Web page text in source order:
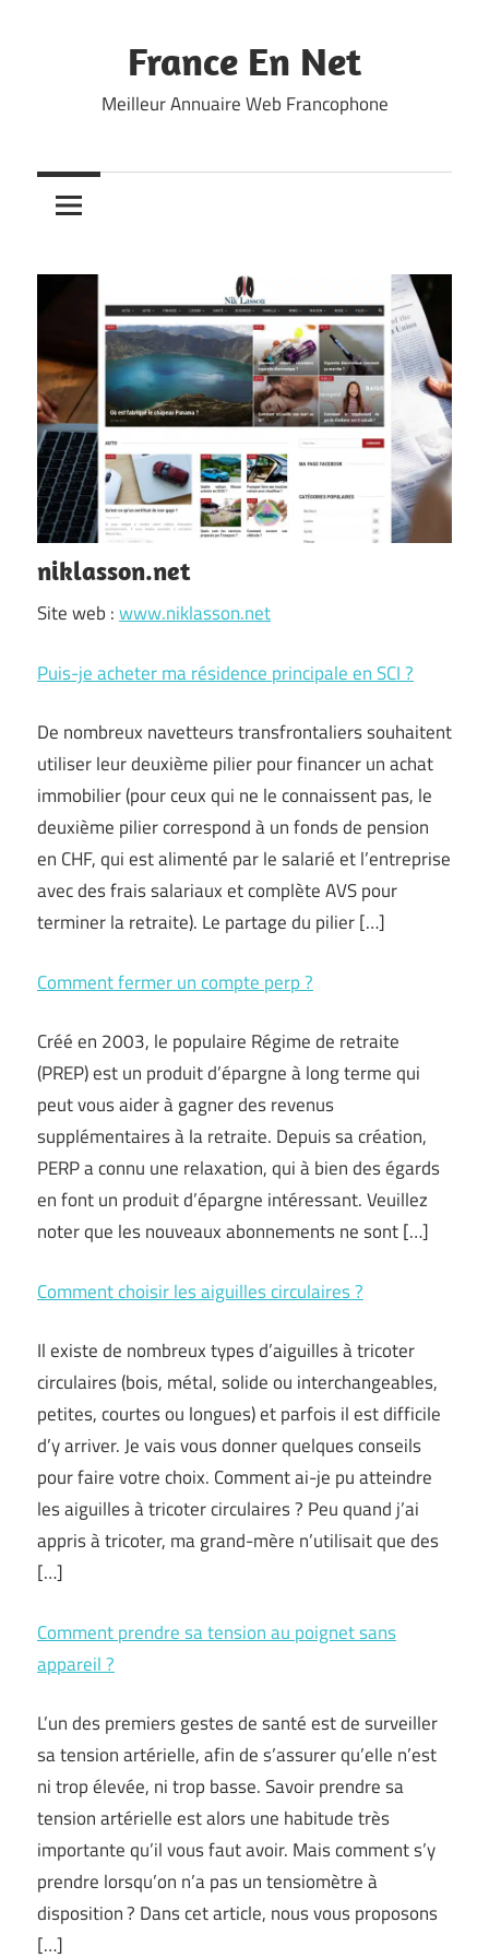
France En Net
Meilleur Annuaire Web Francophone
niklasson.net
Site web :www.niklasson.net
Puis-je acheter ma résidence principale en SCI ?
De nombreux navetteurs transfrontaliers souhaitent
utiliser leur deuxième pilier pour financer un achat
immobilier (pour ceux qui ne le connaissent pas, le
deuxième pilier correspond à un fonds de pension
en CHF, qui est alimenté par le salarié et l’entreprise
avec des frais salariaux et complète AVS pour
terminer la retraite). Le partage du pilier […]
Comment fermer un compte perp ?
Créé en 2003, le populaire Régime de retraite
(PREP) est un produit d’épargne à long terme qui
peut vous aider à gagner des revenus
supplémentaires à la retraite. Depuis sa création,
PERP a connu une relaxation, qui à bien des égards
en font un produit d’épargne intéressant. Veuillez
noter que les nouveaux abonnements ne sont […]
Comment choisir les aiguilles circulaires ?
Il existe de nombreux types d’aiguilles à tricoter
circulaires (bois, métal, solide ou interchangeables,
petites, courtes ou longues) et parfois il est difficile
d’y arriver. Je vais vous donner quelques conseils
pour faire votre choix. Comment ai-je pu atteindre
les aiguilles à tricoter circulaires ? Peu quand j’ai
appris à tricoter, ma grand-mère n’utilisait que des
[…]
Comment prendre sa tension au poignet sans
appareil ?
L’un des premiers gestes de santé est de surveiller
sa tension artérielle, afin de s’assurer qu’elle n’est
ni trop élevée, ni trop basse. Savoir prendre sa
tension artérielle est alors une habitude très
importante qu’il vous faut avoir. Mais comment s’y
prendre lorsqu’on n’a pas un tensiomètre à
disposition ? Dans cet article, nous vous proposons
[…]